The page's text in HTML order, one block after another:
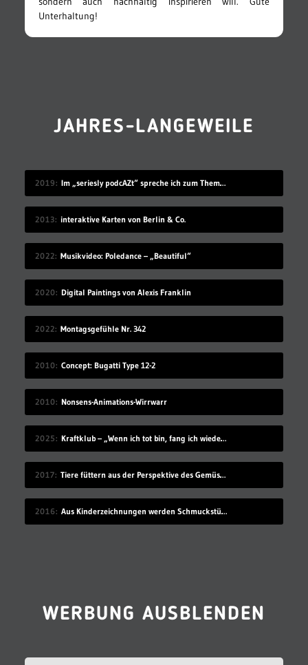
Unterhaltung!
JAHRES-LANGEWEILE
2019 Im „seriesly podcAZt“ spreche ich zum Thema „Algorithmus“
2013 interaktive Karten von Berlin & Co.
2022 Musikvideo: Poledance – „Beautiful“
2020 Digital Paintings von Alexis Franklin
2022 Montagsgefühle Nr. 342
2010 Concept: Bugatti Type 12-2
2010 Nonsens-Animations-Wirrwarr
2025 Kraftklub – „Wenn ich tot bin, fang ich wieder an“
2017 Tiere füttern aus der Perspektive des Gemüses
2016 Aus Kinderzeichnungen werden Schmuckstücke
WERBUNG AUSBLENDEN